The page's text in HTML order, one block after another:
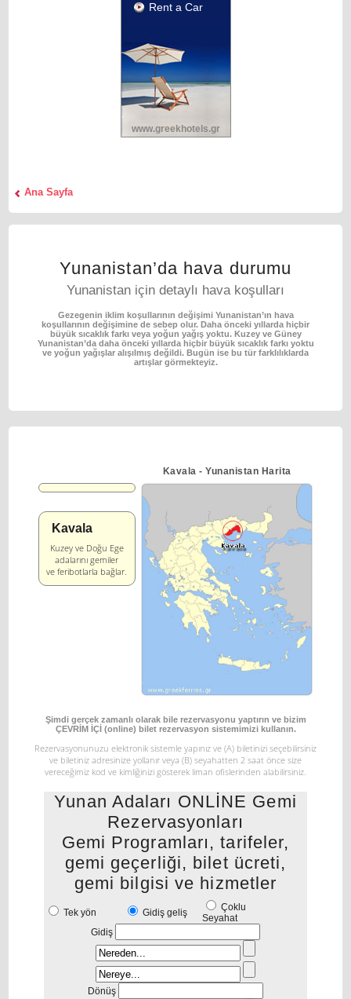
Rent a Car
www.greekhotels.gr
Αna Sayfa
Yunanistan’da hava durumu
Yunanistan için detaylı hava koşulları
Gezegenin iklim koşullarının değişimi Yunanistan’ın hava
koşullarının değişimine de sebep olur. Daha önceki yıllarda hiçbir
büyük sıcaklık farkı veya yoğun yağış yoktu. Kuzey ve Güney
Yunanistan’da daha önceki yıllarda hiçbir büyük sıcaklık farkı yoktu
ve yoğun yağışlar alışılmış değildi. Bugün ise bu tür farklılıklarda
artışlar görmekteyiz.
Κavala
Kuzey ve Doğu Ege
adalarını gemiler
ve feribotlarla bağlar.
Κavala - Yunanistan Harita
Şimdi gerçek zamanlı olarak bile rezervasyonu yaptırın ve bizim
ÇEVRİM İÇİ (online) bilet rezervasyon sistemimizi kullanın.
Rezervasyonunuzu elektronik sistemle yapınız ve (Α) biletinizi seçebilirsiniz
ve biletiniz adresinize yollanır veya (Β) seyahatten 2 saat önce size
vereceğimiz kod ve kimliğinizi gösterek liman ofislerinden alabilirsiniz.
Yunan Adaları ONLİNE Gemi
Rezervasyonları
Gemi Programları, tarifeler,
gemi geçerliği, bilet ücreti,
gemi bilgisi ve hizmetler
Tek yön Gidiş geliş
Çoklu
Seyahat
Gidiş
Dönüş